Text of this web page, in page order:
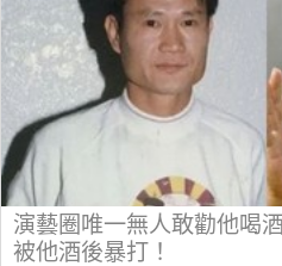
演藝圈唯一無人敢勸他喝
被他酒後暴打！